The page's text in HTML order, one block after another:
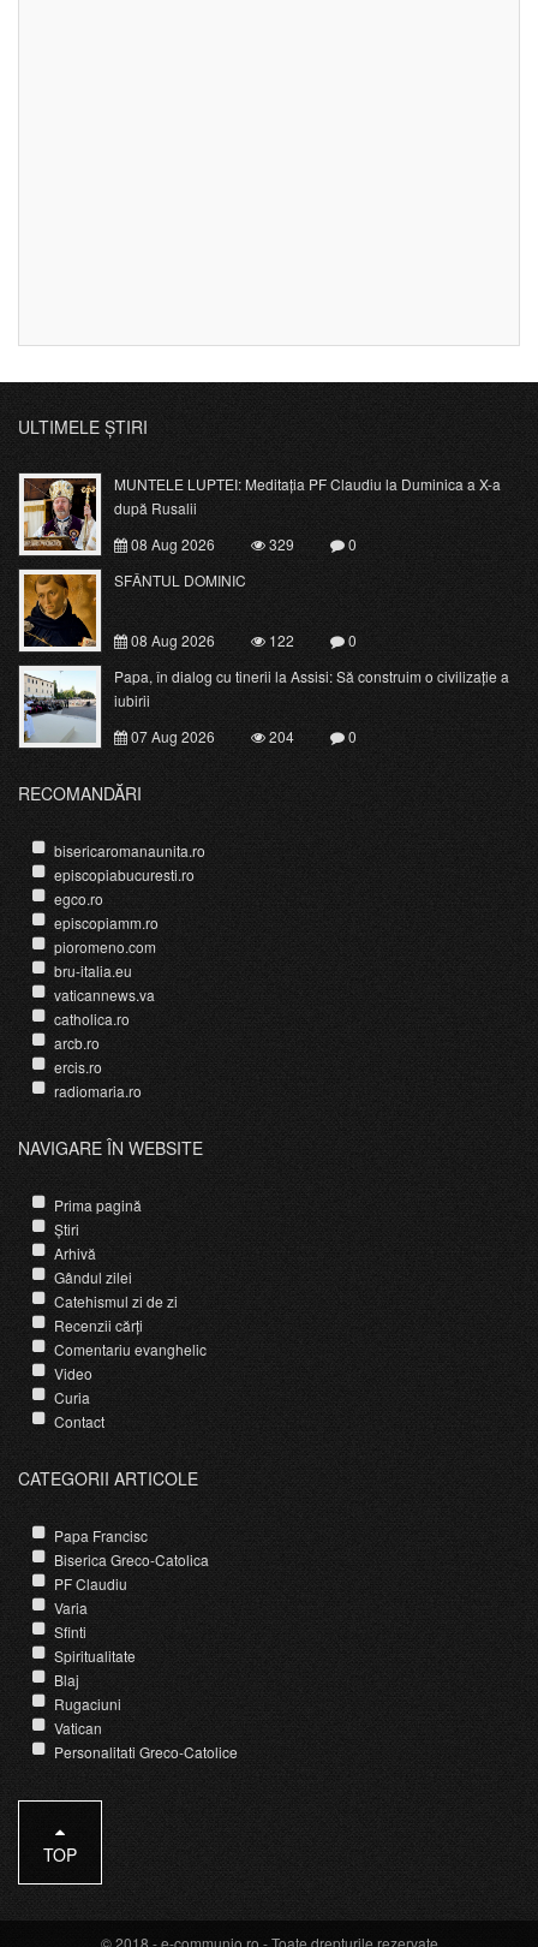
ULTIMELE ȘTIRI
MUNTELE LUPTEI: Meditația PF Claudiu la Duminica a X-a
după Rusalii
08 Aug 2026
329
0
SFÂNTUL DOMINIC
08 Aug 2026 122
0
Papa, în dialog cu tinerii la Assisi: Să construim o civilizație a
iubirii
07 Aug 2026
204 0
RECOMANDĂRI
bisericaromanaunita.ro
episcopiabucuresti.ro
egco.ro
episcopiamm.ro
pioromeno.com
bru-italia.eu
vaticannews.va
catholica.ro
arcb.ro
ercis.ro
radiomaria.ro
NAVIGARE ÎN WEBSITE
Prima pagină
Știri
Arhivă
Gândul zilei
Catehismul zi de zi
Recenzii cărți
Comentariu evanghelic
Video
Curia
Contact
CATEGORII ARTICOLE
Papa Francisc
Biserica Greco-Catolica
PF Claudiu
Varia
Sfinti
Spiritualitate
Blaj
Rugaciuni
Vatican
Personalitati Greco-Catolice
TOP
© 2018 -e-communio.ro - Toate drepturile rezervate